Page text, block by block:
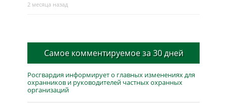
2 месяца назад
Самое комментируемое за 30 дней
Росгвардия информирует о главных изменениях для
охранников и руководителей частных охранных
организаций